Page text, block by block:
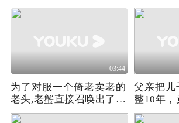
风波全在
03:44
为了对服一个倚老卖老的
老头,老蟹直接召唤出了自
己的祖宗十八代
父亲把儿
整10年，
小秘密！